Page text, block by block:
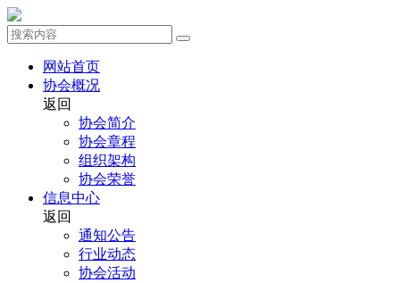
网站首页
协会概况
返回
协会简介
协会章程
组织架构
协会荣誉
信息中心
返回
通知公告
行业动态
协会活动